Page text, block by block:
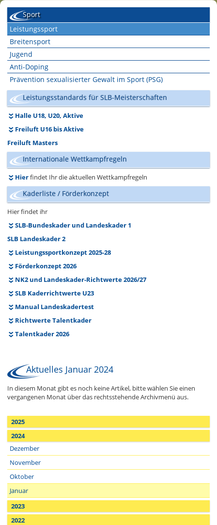
Sport
Leistungssport
Breitensport
Jugend
Anti-Doping
Prävention sexualisierter Gewalt im Sport (PSG)
Leistungsstandards für SLB-Meisterschaften
Halle U18, U20, Aktive
Freiluft U16 bis Aktive
Freiluft Masters
Internationale Wettkampfregeln
Hierfindet Ihr die aktuellen Wettkampfregeln
Kaderliste / Förderkonzept
Hier findet ihr
SLB-Bundeskader und Landeskader 1
SLB Landeskader 2
Leistungssportkonzept 2025-28
Förderkonzept 2026
NK2 und Landeskader-Richtwerte 2026/27
SLB Kaderrichtwerte U23
Manual Landeskadertest
Richtwerte Talentkader
Talentkader 2026
Aktuelles Januar 2024
In diesem Monat gibt es noch keine Artikel, bitte wählen Sie einen
vergangenen Monat über das rechtsstehende Archivmenü aus.
2025
2024
Dezember
November
Oktober
Januar
2023
2022